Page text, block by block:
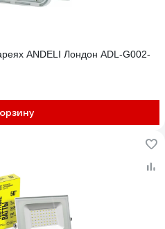
ANDELI Лондон ADL-G002-